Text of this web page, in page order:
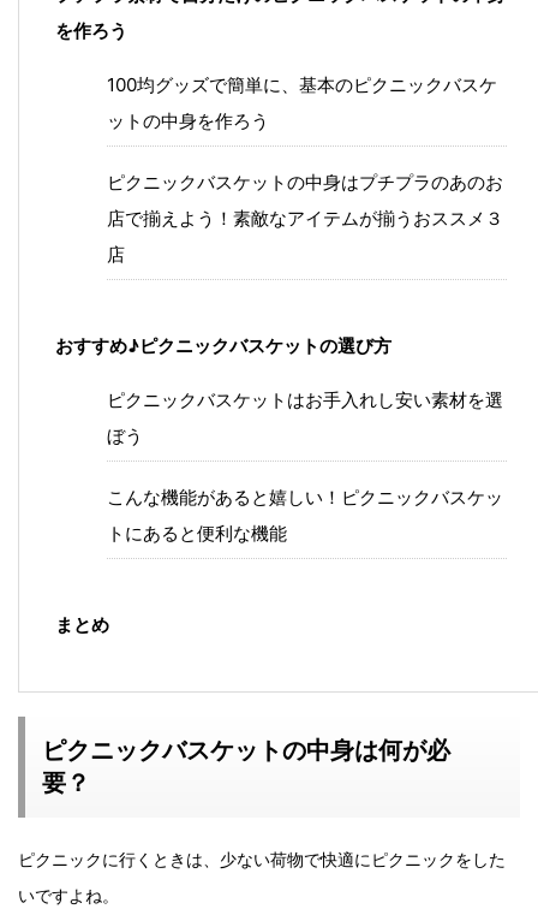
を作ろう
100均グッズで簡単に、基本のピクニックバスケ
ットの中身を作ろう
ピクニックバスケットの中身はプチプラのあのお
店で揃えよう！素敵なアイテムが揃うおススメ３
店
おすすめ♪ピクニックバスケットの選び方
ピクニックバスケットはお手入れし安い素材を選
ぼう
こんな機能があると嬉しい！ピクニックバスケッ
トにあると便利な機能
まとめ
ピクニックバスケットの中身は何が必
要？
ピクニックに行くときは、少ない荷物で快適にピクニックをした
いですよね。